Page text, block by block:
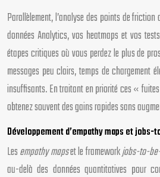
Parallèlement, l’analyse des points de
données Analytics, vos heatmaps et vos
étapes critiques où vous perdez le plus de
messages peu clairs, temps de chargement
insuffisants. En traitant en priorité ces «
obtenez souvent des gains rapides sans
Développement d’empathy maps et
Lesempathy mapset le frameworkjobs-to-
au-delà des données quantitatives pour